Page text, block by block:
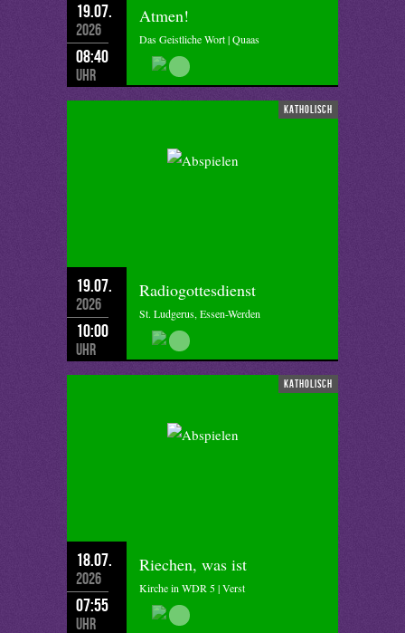
19.07.
2026
08:40
Uhr
Atmen!
Das Geistliche Wort | Quaas
katholisch
19.07.
2026
10:00
Uhr
Radiogottesdienst
St. Ludgerus, Essen-Werden
katholisch
18.07.
2026
07:55
Uhr
Riechen, was ist
Kirche in WDR 5 | Verst